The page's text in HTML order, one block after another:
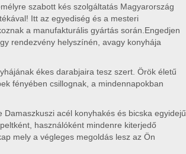
szabott kés szolgáltatás Magyarország
Itt az egyediség és a mesteri
a manufakturális gyártás során.Engedjen
rendezvény helyszínén, avagy konyhája
ékes darabjaira tesz szert. Örök életű
fényében csillognak, a mindennapokban
acél konyhakés és bicska egyidejű
használóként mindenre kiterjedő
mely a végleges megoldás lesz az Ön